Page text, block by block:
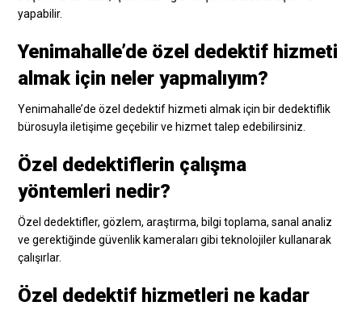
yapabilir.
Yenimahalle’de özel dedektif hizmeti
almak için neler yapmalıyım?
Yenimahalle’de özel dedektif hizmeti almak için bir dedektiflik
bürosuyla iletişime geçebilir ve hizmet talep edebilirsiniz.
Özel dedektiflerin çalışma
yöntemleri nedir?
Özel dedektifler, gözlem, araştırma, bilgi toplama, sanal analiz
ve gerektiğinde güvenlik kameraları gibi teknolojiler kullanarak
çalışırlar.
Özel dedektif hizmetleri ne kadar